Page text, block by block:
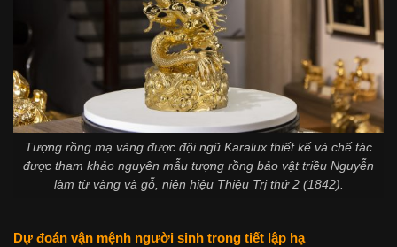
Tượng rồng mạ vàng được đội ngũ Karalux thiết kế và chế tác
được tham khảo nguyên mẫu tượng rồng bảo vật triều Nguyễn
làm từ vàng và gỗ, niên hiệu Thiệu Trị thứ 2 (1842).
Dự đoán vận mệnh người sinh trong tiết lập hạ